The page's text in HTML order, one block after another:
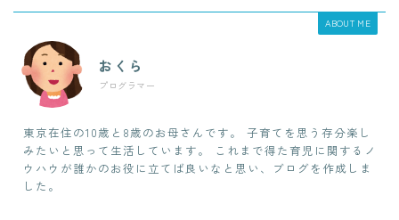
ABOUT ME
おくら
プログラマー
東京在住の10歳と8歳のお母さんです。 子育てを思う存分楽し
みたいと思って生活しています。 これまで得た育児に関するノ
ウハウが誰かのお役に立てば良いなと思い、ブログを作成しま
した。